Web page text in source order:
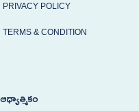
PRIVACY POLICY
TERMS & CONDITION
ఆధ్యాత్మికం